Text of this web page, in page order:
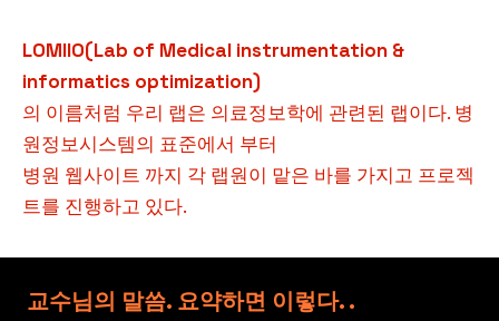
LOMIIO(Lab of Medical instrumentation &
informatics optimization)
의 이름처럼 우리 랩은 의료정보학에 관련된 랩이다. 병
원정보시스템의 표준에서 부터
병원 웹사이트 까지 각 랩원이 맡은 바를 가지고 프로젝
트를 진행하고 있다.
교수님의 말씀. 요약하면 이렇다. .